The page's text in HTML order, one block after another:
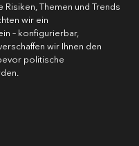
Themen und Trends
wir ein
– konfigurierbar,
wir Ihnen den
politische